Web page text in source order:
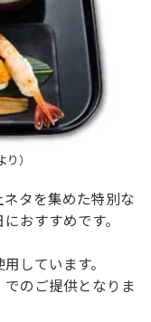
）
タを集めた特別な
おすすめです。
しています。
のご提供となりま